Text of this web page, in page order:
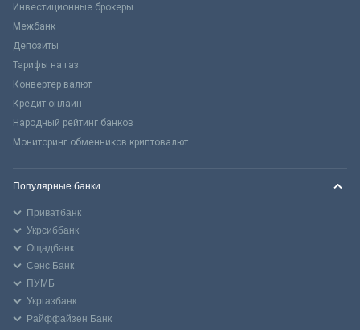
Инвестиционные брокеры
Межбанк
Депозиты
Тарифы на газ
Конвертер валют
Кредит онлайн
Народный рейтинг банков
Мониторинг обменников криптовалют
Популярные банки
Приватбанк
Укрсиббанк
Ощадбанк
Сенс Банк
ПУМБ
Укргазбанк
Райффайзен Банк